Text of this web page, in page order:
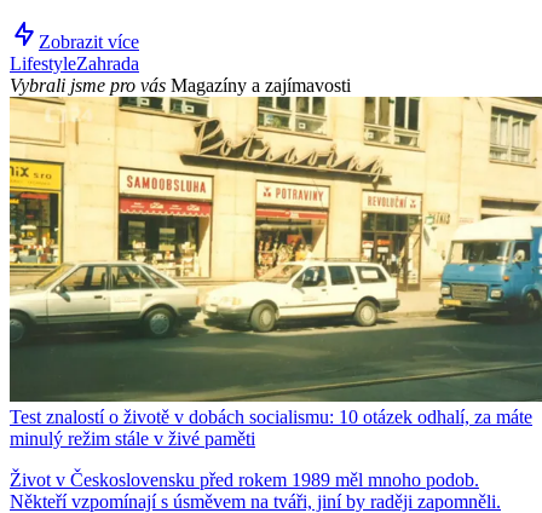
Zobrazit více
LifestyleZahrada
Vybrali jsme pro vás Magazíny a zajímavosti
Test znalostí o životě v dobách socialismu: 10 otázek odhalí, za máte
minulý režim stále v živé paměti
Život v Československu před rokem 1989 měl mnoho podob.
Někteří vzpomínají s úsměvem na tváři, jiní by raději zapomněli.